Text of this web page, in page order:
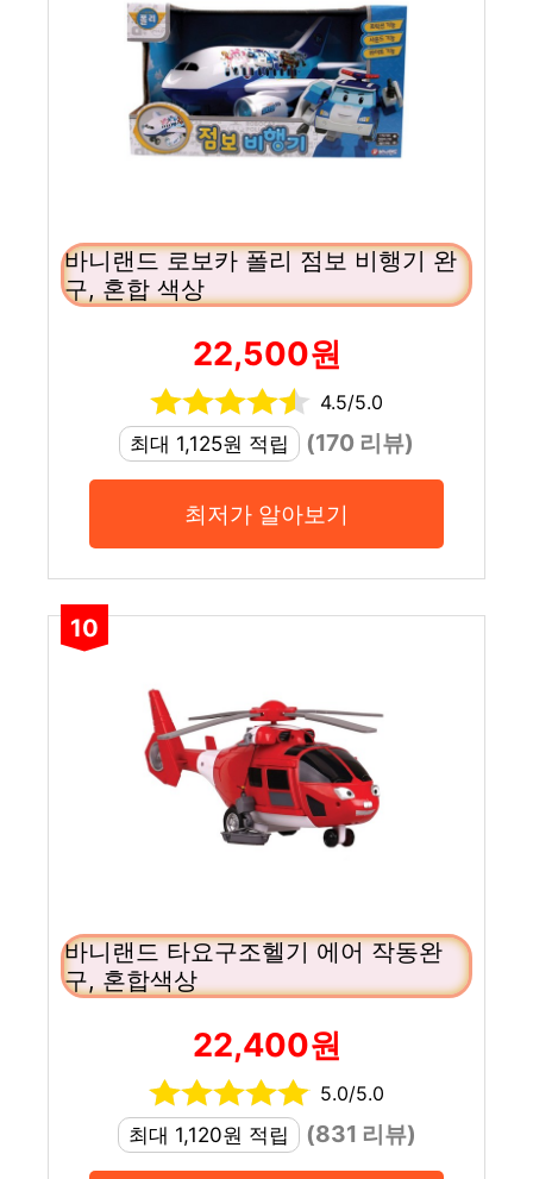
바니랜드 로보카 폴리 점보 비행기 완
구, 혼합 색상
22,500원
4.5/5.0
최대 1,125원 적립
(170 리뷰)
최저가 알아보기
10
바니랜드 타요구조헬기 에어 작동완
구, 혼합색상
22,400원
5.0/5.0
최대 1,120원 적립
(831 리뷰)